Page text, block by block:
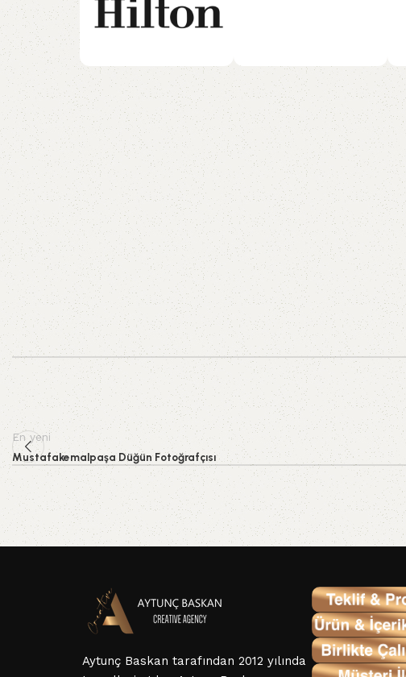
En yeni
Mustafakemalpaşa Düğün Fotoğrafçısı
Aytunç Baskan tarafından 2012 yılında